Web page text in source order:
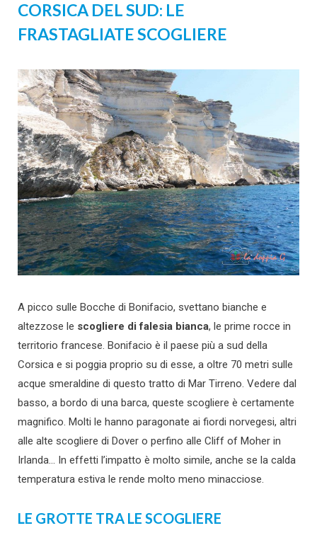
CORSICA DEL SUD: LE
FRASTAGLIATE SCOGLIERE
A picco sulle Bocche di Bonifacio, svettano bianche e
altezzose le scogliere di falesia bianca, le prime rocce in
territorio francese. Bonifacio è il paese più a sud della
Corsica e si poggia proprio su di esse, a oltre 70 metri sulle
acque smeraldine di questo tratto di Mar Tirreno. Vedere dal
basso, a bordo di una barca, queste scogliere è certamente
magnifico. Molti le hanno paragonate ai fiordi norvegesi, altri
alle alte scogliere di Dover o perfino alle Cliff of Moher in
Irlanda… In effetti l’impatto è molto simile, anche se la calda
temperatura estiva le rende molto meno minacciose.
LE GROTTE TRA LE SCOGLIERE